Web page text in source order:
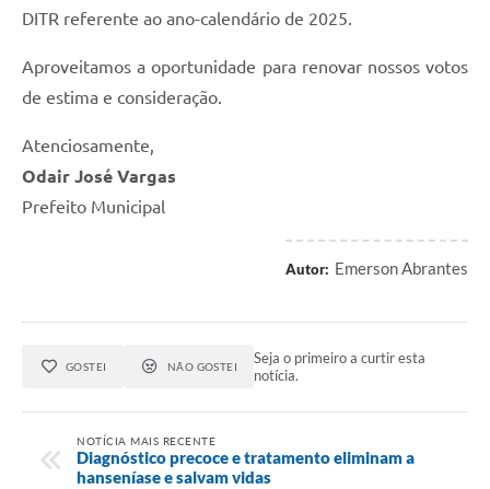
DITR referente ao ano-calendário de 2025.
Aproveitamos a oportunidade para renovar nossos votos
de estima e consideração.
Atenciosamente,
Odair José Vargas
Prefeito Municipal
Autor: Emerson Abrantes
GOSTEI NÃO GOSTEI
Seja o primeiro a curtir esta
notícia.
NOTÍCIA MAIS RECENTE
Diagnóstico precoce e tratamento eliminam a
hanseníase e salvam vidas